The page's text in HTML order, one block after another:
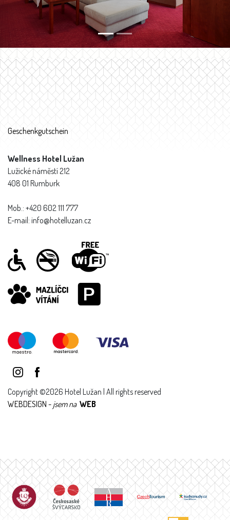
Geschenkgutschein
Wellness Hotel Lužan
Lužické náměstí 212
408 01 Rumburk
Mob.: +420 602 111 777
E-mail: info@hotelluzan.cz
Copyright ©2026 Hotel Lužan | All rights reserved
WEBDESIGN - jsem na WEB